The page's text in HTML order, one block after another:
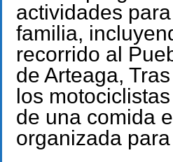
actividades
familia,
recorrido al
de Arteaga,
los
de una comida
organizada